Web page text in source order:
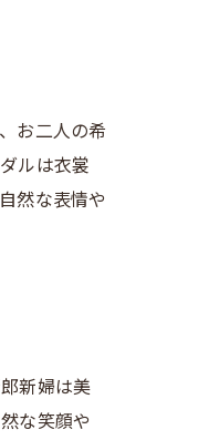
お二人の希
ルは衣裳
然な表情や
新婦は美
な笑顔や